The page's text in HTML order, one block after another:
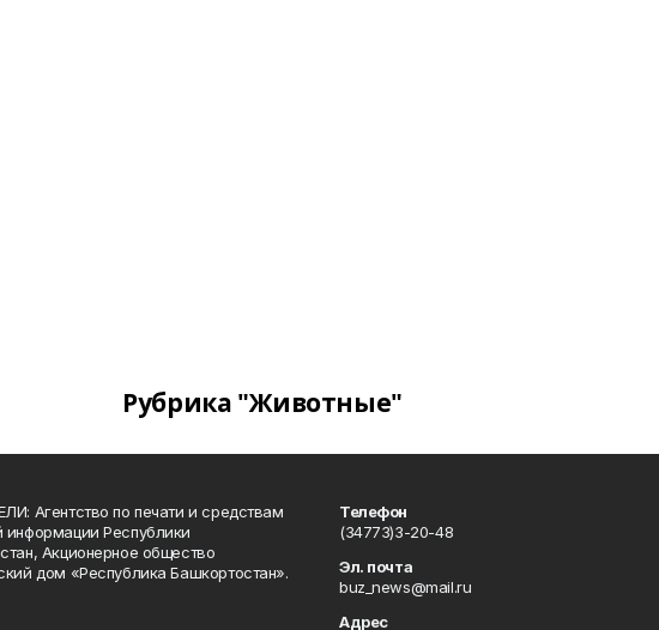
Рубрика "Животные"
Агентство по печати и средствам
информации Республики
Акционерное общество
дом «Республика Башкортостан».
Телефон
(34773)3-20-48
Эл. почта
buz_news@mail.ru
Адрес